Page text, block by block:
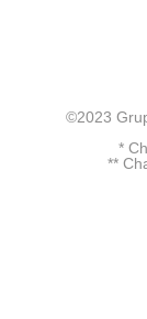
©2023
*
**